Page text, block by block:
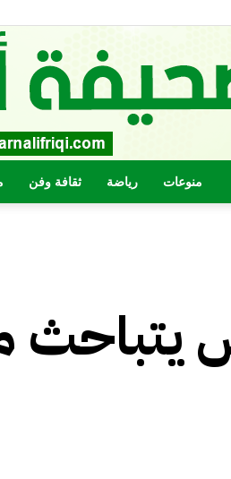
ثقافة وفن رياضة منوعات
يتباحث